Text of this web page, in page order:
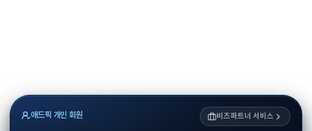
애드픽 개인 회원 비즈파트너 서비스